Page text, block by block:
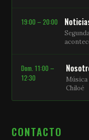
19:00 – 20:00
Dom. 11:00 –
12:30
Chiloé
CONTACTO